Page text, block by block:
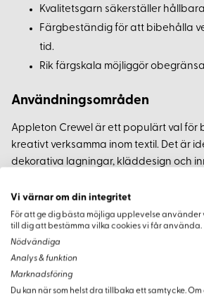
Kvalitetsgarn säkerställer
Färgbeständig för att bibehålla
tid.
Rik färgskala möjliggör
Användningsområden
Appleton Crewel är ett populärt val för
kreativt verksamma inom textil. Det är
dekorativa lagningar, kläddesign och
Varianter
Vi värnar om din integritet
För att ge dig bästa möjliga upplevelse använder
till dig att bestämma vilka cookies vi får använda.
Nödvändiga
Analys & funktion
Marknadsföring
Du kan när som helst dra tillbaka ett samtycke.